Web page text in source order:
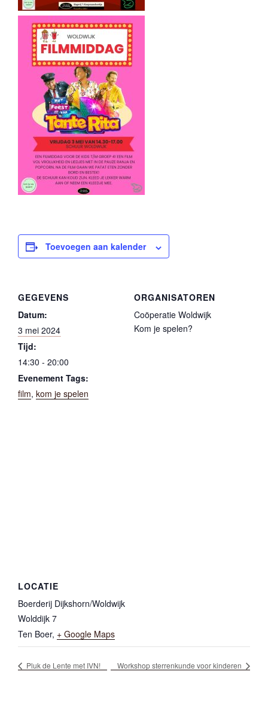
Toevoegen aan kalender
GEGEVENS
Datum:
3 mei 2024
Tijd:
14:30 - 20:00
Evenement Tags:
film, kom je spelen
ORGANISATOREN
Coöperatie Woldwijk
Kom je spelen?
LOCATIE
Boerderij Dijkshorn/Woldwijk
Wolddijk 7
Ten Boer, + Google Maps
Pluk de Lente met IVN! Workshop sterrenkunde voor kinderen